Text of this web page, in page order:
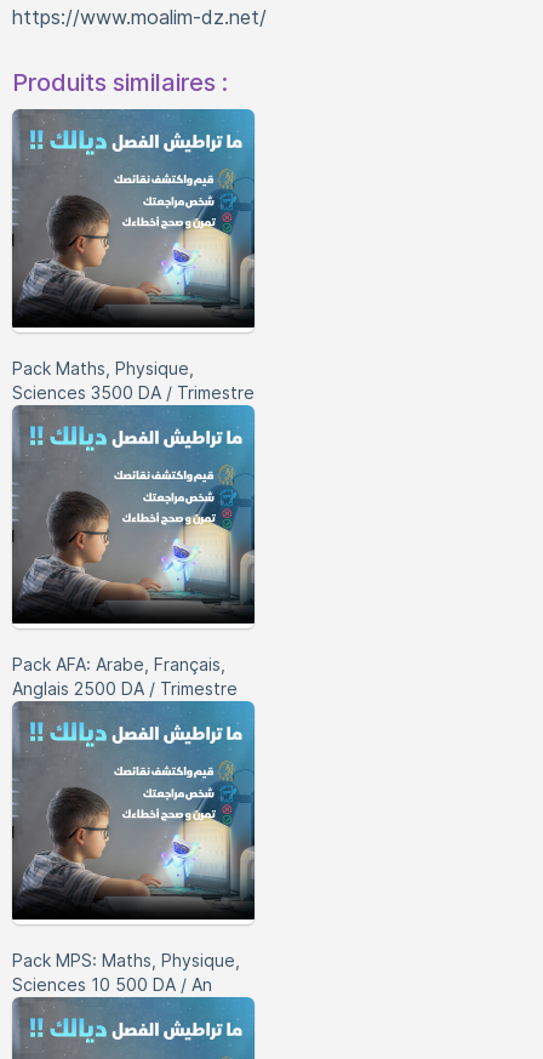
https://www.moalim-dz.net/
Produits similaires :
Pack Maths, Physique,
Sciences 3500 DA / Trimestre
Pack AFA: Arabe, Français,
Anglais 2500 DA / Trimestre
Pack MPS: Maths, Physique,
Sciences 10 500 DA / An